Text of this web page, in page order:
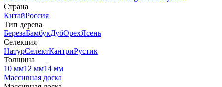
Страна
КитайРоссия
Тип дерева
БерезаБамбукДубОрехЯсень
Селекция
НатурСелектКантриРустик
Толщина
10 мм12 мм14 мм
Массивная доска